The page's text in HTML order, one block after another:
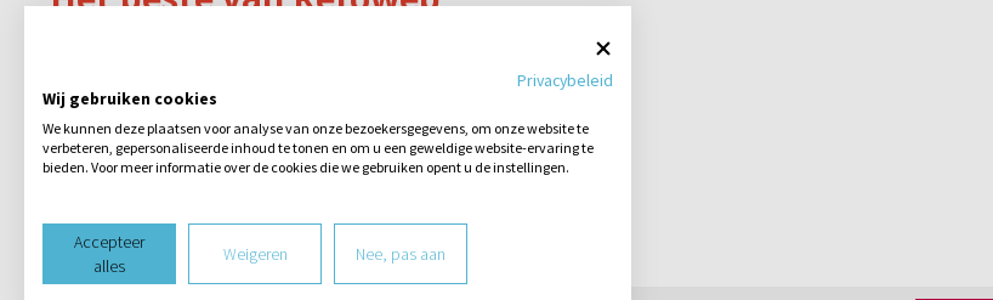
Privacybeleid
Wij gebruiken cookies
We kunnen deze plaatsen voor analyse van onze bezoekersgegevens, om onze website te
verbeteren, gepersonaliseerde inhoud te tonen en om u een geweldige website-ervaring te
bieden. Voor meer informatie over de cookies die we gebruiken opent u de instellingen.
Accepteer
alles
Weigeren Nee, pas aan